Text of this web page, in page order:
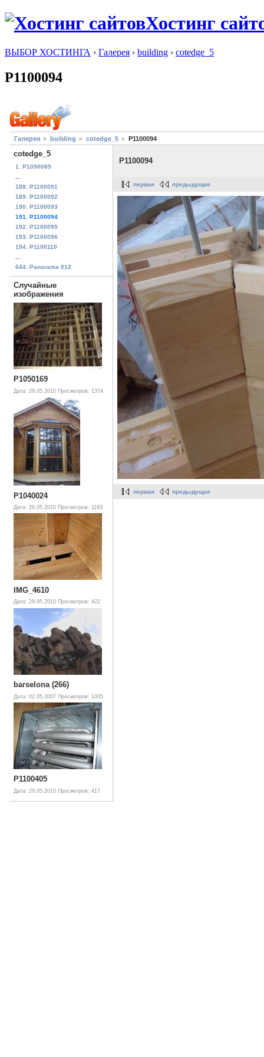
Хостинг
ВЫБОР ХОСТИНГА › Галерея › building › cotedge_5
P1100094
Галерея building cotedge_5 P1100094
cotedge_5
1. P1090085
...
188. P1100091
189. P1100092
190. P1100093
191. P1100094
192. P1100095
193. P1100096
194. P1100110
...
644. Panorama 012
Случайные
изображения
P1050169
Дата: 29.05.2010 Просмотров: 1374
P1040024
Дата: 29.05.2010 Просмотров: 1163
IMG_4610
Дата: 29.05.2010 Просмотров: 422
barselona (266)
Дата: 02.05.2007 Просмотров: 1005
P1100405
Дата: 29.05.2010 Просмотров: 417
P1100094
первая предыдущая
первая предыдущая